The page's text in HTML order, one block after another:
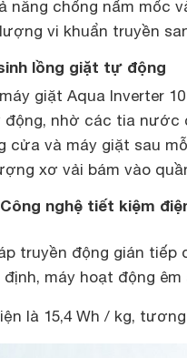
năng chống nấm mốc
vi khuẩn truyền
lồng giặt tự động
giặt Aqua Inverter
động, nhờ các tia
cửa và máy giặt sau
xơ vải bám vào
nghệ tiết kiệm
truyền động gián tiếp
máy hoạt động
là 15,4 Wh / kg,